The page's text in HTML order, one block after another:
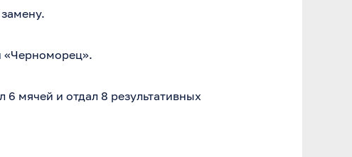
«Черноморец».
мячей и отдал 8 результативных